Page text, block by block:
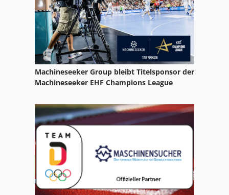
Machineseeker Group bleibt Titelsponsor der
Machineseeker EHF Champions League